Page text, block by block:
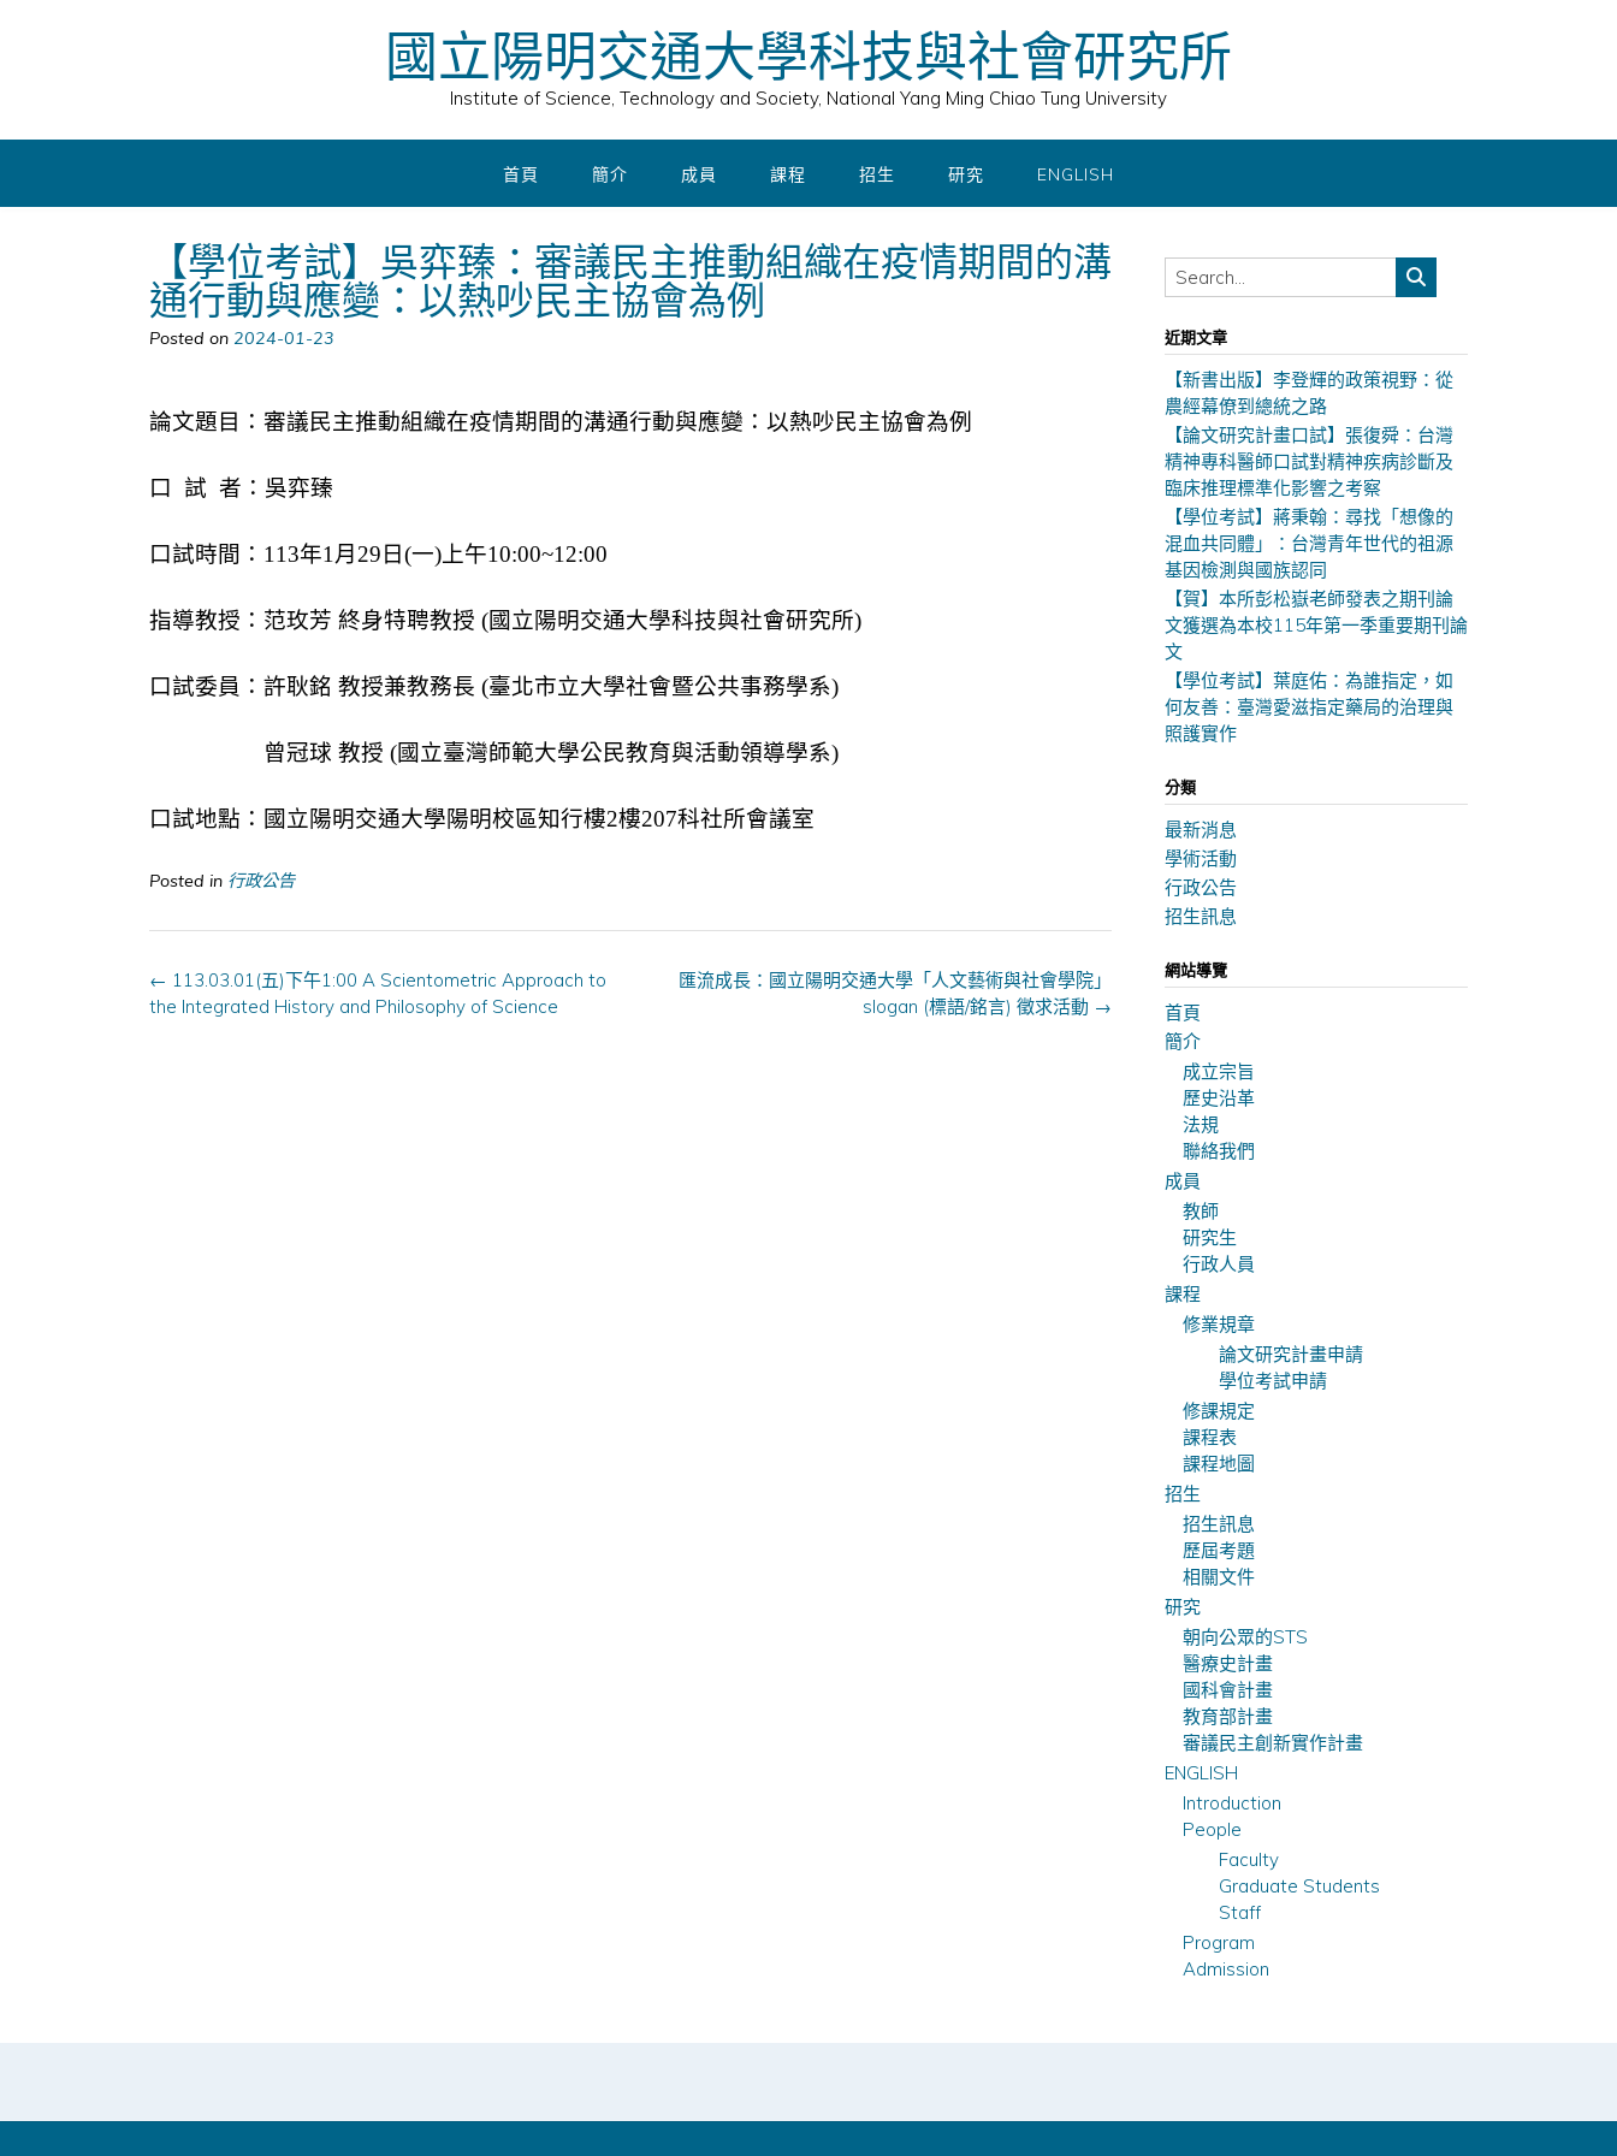
國立陽明交通大學科技與社會研究所
Institute of Science, Technology and Society, National Yang Ming Chiao Tung University
首頁 簡介 成員 課程 招生 研究 ENGLISH
【學位考試】吳弈臻：審議民主推動組織在疫情期間的溝
通行動與應變：以熱吵民主協會為例
Posted on 2024-01-23
論文題目：審議民主推動組織在疫情期間的溝通行動與應變：以熱吵民主協會為例
口 試 者：吳弈臻
口試時間：113年1月29日(一)上午10:00~12:00
指導教授：范玫芳 終身特聘教授 (國立陽明交通大學科技與社會研究所)
口試委員：許耿銘 教授兼教務長 (臺北市立大學社會暨公共事務學系)
曾冠球 教授 (國立臺灣師範大學公民教育與活動領導學系)
口試地點：國立陽明交通大學陽明校區知行樓2樓207科社所會議室
Posted in 行政公告
Post
navigation
匯流成長：國立陽明交通大學「人文藝術與社會學院」
slogan (標語/銘言) 徵求活動 →
← 113.03.01(五)下午1:00 A Scientometric Approach to
the Integrated History and Philosophy of Science
近期文章
【新書出版】李登輝的政策視野：從
農經幕僚到總統之路
【論文研究計畫口試】張復舜：台灣
精神專科醫師口試對精神疾病診斷及
臨床推理標準化影響之考察
【學位考試】蔣秉翰：尋找「想像的
混血共同體」：台灣青年世代的祖源
基因檢測與國族認同
【賀】本所彭松嶽老師發表之期刊論
文獲選為本校115年第一季重要期刊論
文
【學位考試】葉庭佑：為誰指定，如
何友善：臺灣愛滋指定藥局的治理與
照護實作
分類
最新消息
學術活動
行政公告
招生訊息
網站導覽
首頁
簡介
成立宗旨
歷史沿革
法規
聯絡我們
成員
教師
研究生
行政人員
課程
修業規章
論文研究計畫申請
學位考試申請
修課規定
課程表
課程地圖
招生
招生訊息
歷屆考題
相關文件
研究
朝向公眾的STS
醫療史計畫
國科會計畫
教育部計畫
審議民主創新實作計畫
ENGLISH
Introduction
People
Faculty
Graduate Students
Staff
Program
Admission